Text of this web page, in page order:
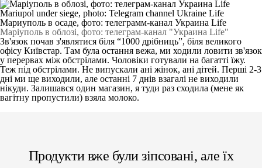
Маріуполь в облозі, фото: телеграм-канал "Украина Life"
Зв'язок почав з'являтися біля “1000 дрібниць”, біля великого
офісу Київстар. Там була остання вежа, ми ходили ловити зв'язок
у перервах між обстрілами. Чоловіки готували на багатті їжу.
Теж під обстрілами. Не випускали ані жінок, ані дітей. Перші 2-3
дні ми ще виходили, але останні 7 днів взагалі не виходили
нікуди. Залишався один магазин, я туди раз сходила (мене як
вагітну пропустили) взяла молоко.
Продукти вже були зіпсовані, але їх